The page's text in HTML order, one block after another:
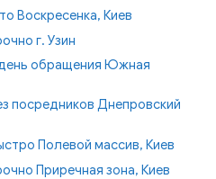
Воскресенка, Киев
г. Узин
обращения Южная
посредников Днепровский
Полевой массив, Киев
Приречная зона, Киев